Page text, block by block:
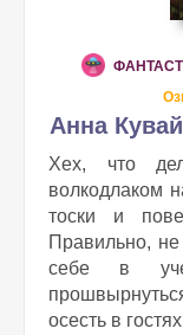
Анна
Хех, что
волкодлаком
тоски и
Правильно, не
себе в
осесть в